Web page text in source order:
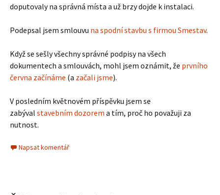
doputovaly na správná místa a už brzy dojde k instalaci.
Podepsal jsem smlouvu na spodní stavbu s firmou Smestav.
Když se sešly všechny správné podpisy na všech
dokumentech a smlouvách, mohl jsem oznámit, že prvního
června začínáme (a začali jsme).
V posledním květnovém příspěvku jsem se
zabýval stavebním dozorem a tím, proč ho považuji za
nutnost.
Napsat komentář